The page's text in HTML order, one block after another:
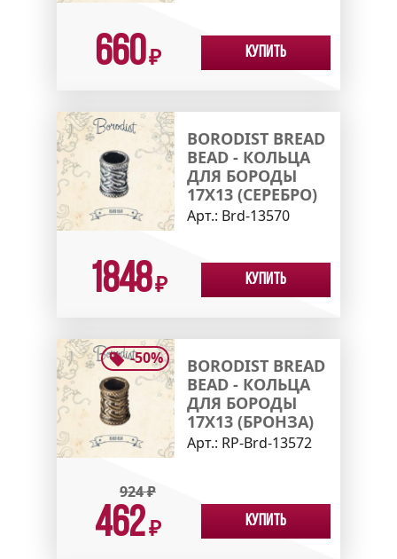
660₽ Купить
BORODIST BREAD
BEAD - КОЛЬЦА
ДЛЯ БОРОДЫ
17X13 (СЕРЕБРО)
Арт.: Brd-13570
1848₽ Купить
-50%
BORODIST BREAD
BEAD - КОЛЬЦА
ДЛЯ БОРОДЫ
17X13 (БРОНЗА)
Арт.: RP-Brd-13572
924₽
462₽ Купить